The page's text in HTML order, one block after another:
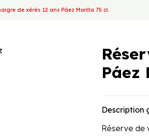
de xérès 12 ans Páez Morilla 75 cl.
Páez
Description
Réserve de